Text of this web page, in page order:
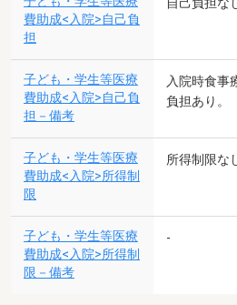
費助成<入院>自己負
担
子ども・学生等医療
費助成<入院>自己負
担－備考
入院時食事
負担あり。
子ども・学生等医療
費助成<入院>所得制
限
所得制限な
子ども・学生等医療
費助成<入院>所得制
限－備考
-